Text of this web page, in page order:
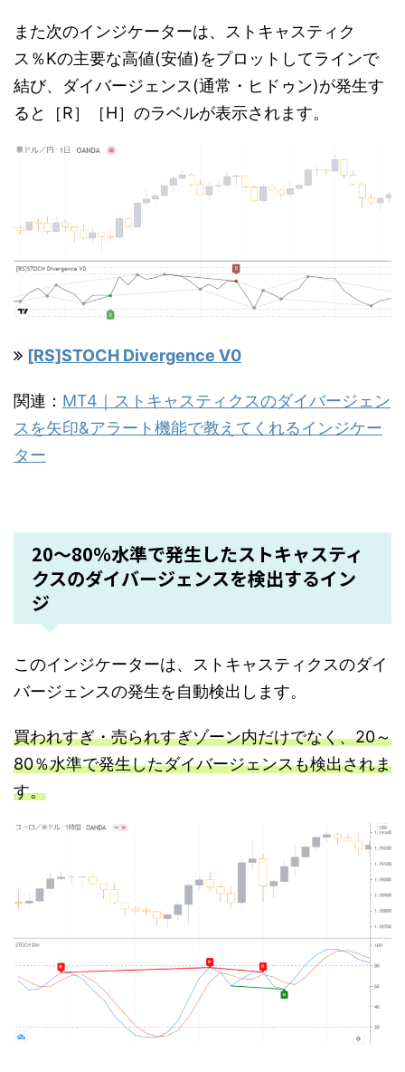
また次のインジケーターは、ストキャスティク
ス％Kの主要な高値(安値)をプロットしてラインで
結び、ダイバージェンス(通常・ヒドゥン)が発生す
ると［R］［H］のラベルが表示されます。
[RS]STOCH Divergence V0
関連： MT4｜ストキャスティクスのダイバージェン
スを矢印&アラート機能で教えてくれるインジケー
ター
20～80％水準で発生したストキャスティ
クスのダイバージェンスを検出するイン
ジ
このインジケーターは、ストキャスティクスのダイ
バージェンスの発生を自動検出します。
買われすぎ・売られすぎゾーン内だけでなく、20～
80％水準で発生したダイバージェンスも検出されま
す。